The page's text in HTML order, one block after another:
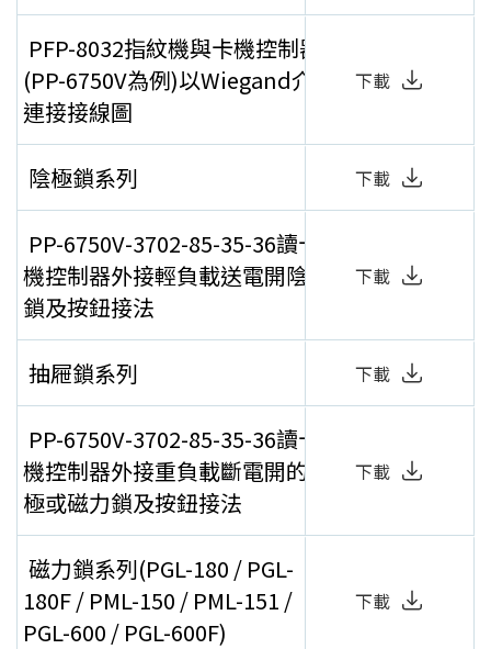
PFP-8032指紋機與卡機控制器
(PP-6750V為例)以Wiegand介面
連接接線圖
下載
陰極鎖系列 下載
PP-6750V-3702-85-35-36讀卡
機控制器外接輕負載送電開陰極
鎖及按鈕接法
下載
抽屜鎖系列 下載
PP-6750V-3702-85-35-36讀卡
機控制器外接重負載斷電開的陽
極或磁力鎖及按鈕接法
下載
磁力鎖系列(PGL-180 / PGL-
180F / PML-150 / PML-151 /
PGL-600 / PGL-600F)
下載